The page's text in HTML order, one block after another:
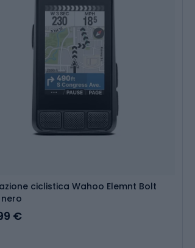
ciclistica Wahoo Elemnt Bolt
nero
€